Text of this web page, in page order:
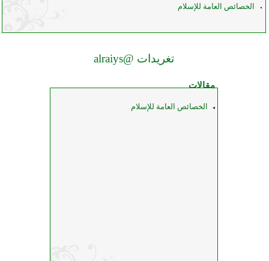
الخصائص العامة للإسلام
تغريدات @alraiys
مقالات
الخصائص العامة للإسلام